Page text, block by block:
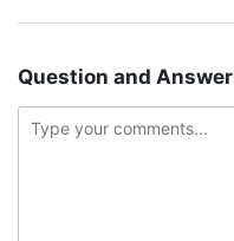
Question and Answer